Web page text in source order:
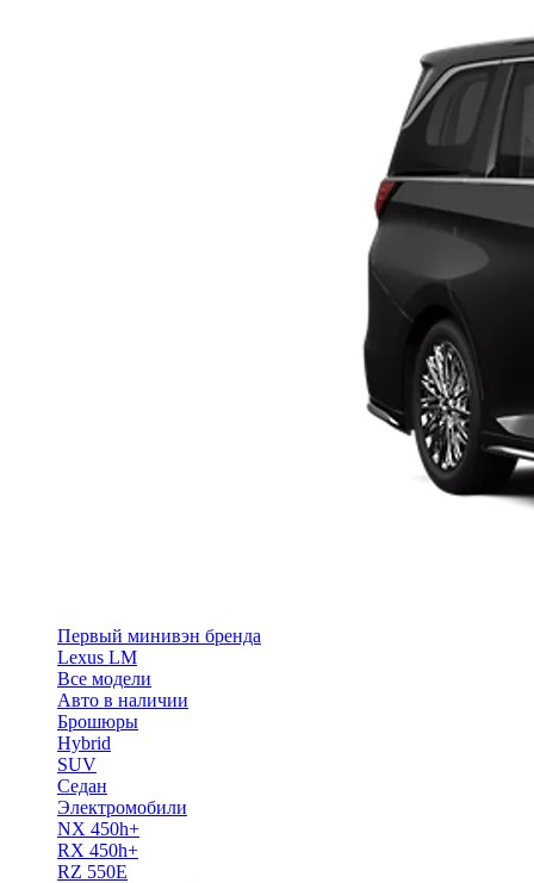
Первый минивэн бренда
Lexus LM
Все модели
Авто в наличии
Брошюры
Hybrid
SUV
Седан
Электромобили
NX 450h+
RX 450h+
RZ 550E